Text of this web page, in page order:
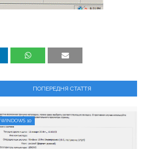
ПОПЕРЕДНЯ СТАТТЯ
WINDOWS 10